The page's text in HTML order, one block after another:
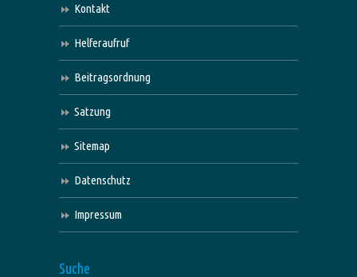
Kontakt
Helferaufruf
Beitragsordnung
Satzung
Sitemap
Datenschutz
Impressum
Suche